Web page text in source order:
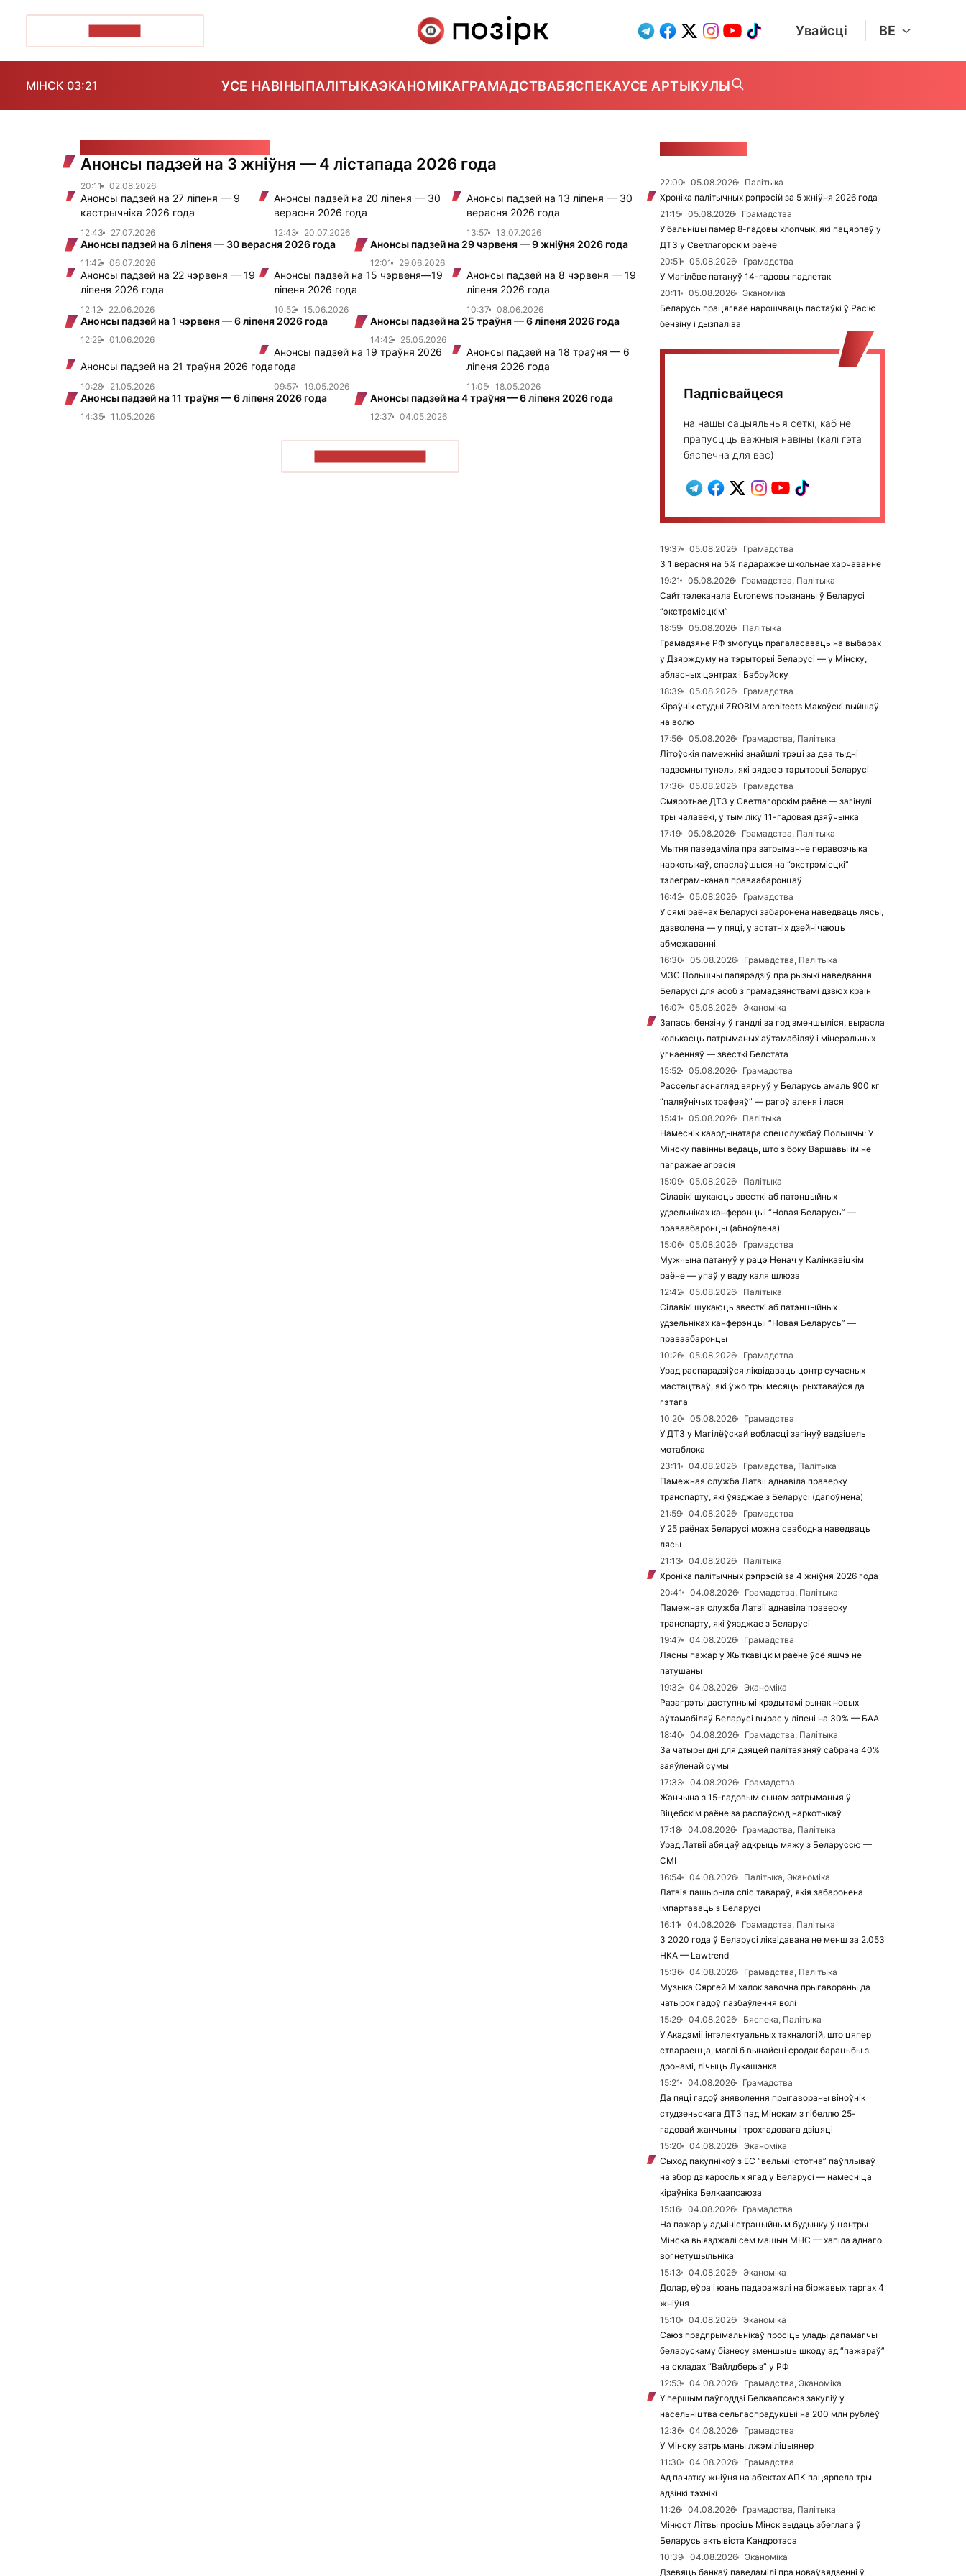
Увайсці BE
МІНСК 03:21 УСЕ НАВІНЫПАЛІТЫКАЭКАНОМІКАГРАМАДСТВАБЯСПЕКАУСЕ АРТЫКУЛЫ
Анонсы падзей на 3 жніўня — 4 лістапада 2026 года
20:11 02.08.2026
Анонсы падзей на 27 ліпеня — 9
кастрычніка 2026 года
12:43 27.07.2026
Анонсы падзей на 20 ліпеня — 30
верасня 2026 года
12:43 20.07.2026
Анонсы падзей на 13 ліпеня — 30
верасня 2026 года
13:57 13.07.2026
Анонсы падзей на 6 ліпеня — 30 верасня 2026 года
11:42 06.07.2026
Анонсы падзей на 29 чэрвеня — 9 жніўня 2026 года
12:01 29.06.2026
Анонсы падзей на 22 чэрвеня — 19
ліпеня 2026 года
12:12 22.06.2026
Анонсы падзей на 15 чэрвеня—19
ліпеня 2026 года
10:52 15.06.2026
Анонсы падзей на 8 чэрвеня — 19
ліпеня 2026 года
10:37 08.06.2026
Анонсы падзей на 1 чэрвеня — 6 ліпеня 2026 года
12:29 01.06.2026
Анонсы падзей на 25 траўня — 6 ліпеня 2026 года
14:42 25.05.2026
Анонсы падзей на 21 траўня 2026 года
10:28 21.05.2026
Анонсы падзей на 19 траўня 2026
года
09:57 19.05.2026
Анонсы падзей на 18 траўня — 6
ліпеня 2026 года
11:05 18.05.2026
Анонсы падзей на 11 траўня — 6 ліпеня 2026 года
14:35 11.05.2026
Анонсы падзей на 4 траўня — 6 ліпеня 2026 года
12:37 04.05.2026
22:00 05.08.2026
Палітыка
Хроніка палітычных рэпрэсій за 5 жніўня 2026 года
21:15
05.08.2026
Грамадства
У бальніцы памёр 8-гадовы хлопчык, які пацярпеў у
ДТЗ у Светлагорскім раёне
20:51
05.08.2026
Грамадства
У Магілёве патануў 14-гадовы падлетак
20:11
05.08.2026
Эканоміка
Беларусь працягвае нарошчваць пастаўкі ў Расію
бензіну і дызпаліва
Падпісвайцеся
на нашы сацыяльныя сеткі, каб не
прапусціць важныя навіны (калі гэта
бяспечна для вас)
19:37 05.08.2026
Грамадства
З 1 верасня на 5% падаражэе школьнае харчаванне
19:21
05.08.2026
Грамадства, Палітыка
Сайт тэлеканала Euronews прызнаны ў Беларусі
“экстрэмісцкім”
18:59
05.08.2026
Палітыка
Грамадзяне РФ змогуць прагаласаваць на выбарах
у Дзярждуму на тэрыторыі Беларусі — у Мінску,
абласных цэнтрах і Бабруйску
18:39
05.08.2026
Грамадства
Кіраўнік студыі ZROBIM architects Макоўскі выйшаў
на волю
17:56
05.08.2026
Грамадства, Палітыка
Літоўскія памежнікі знайшлі трэці за два тыдні
падземны тунэль, які вядзе з тэрыторыі Беларусі
17:36
05.08.2026
Грамадства
Смяротнае ДТЗ у Светлагорскім раёне — загінулі
тры чалавекі, у тым ліку 11-гадовая дзяўчынка
17:19
05.08.2026
Грамадства, Палітыка
Мытня паведаміла пра затрыманне перавозчыка
наркотыкаў, спаслаўшыся на “экстрэмісцкі”
тэлеграм-канал праваабаронцаў
16:42
05.08.2026
Грамадства
У сямі раёнах Беларусі забаронена наведваць лясы,
дазволена — у пяці, у астатніх дзейнічаюць
абмежаванні
16:30
05.08.2026
Грамадства, Палітыка
МЗС Польшчы папярэдзіў пра рызыкі наведвання
Беларусі для асоб з грамадзянствамі дзвюх краін
16:07
05.08.2026
Эканоміка
Запасы бензіну ў гандлі за год зменшыліся, вырасла
колькасць патрыманых аўтамабіляў і мінеральных
угнаенняў — звесткі Белстата
15:52
05.08.2026
Грамадства
Рассельгаснагляд вярнуў у Беларусь амаль 900 кг
“паляўнічых трафеяў” — рагоў аленя і лася
15:41
05.08.2026
Палітыка
Намеснік каардынатара спецслужбаў Польшчы: У
Мінску павінны ведаць, што з боку Варшавы ім не
пагражае агрэсія
15:09
05.08.2026
Палітыка
Сілавікі шукаюць звесткі аб патэнцыйных
удзельніках канферэнцыі “Новая Беларусь” —
праваабаронцы (абноўлена)
15:06
05.08.2026
Грамадства
Мужчына патануў у рацэ Ненач у Калінкавіцкім
раёне — упаў у ваду каля шлюза
12:42
05.08.2026
Палітыка
Сілавікі шукаюць звесткі аб патэнцыйных
удзельніках канферэнцыі “Новая Беларусь” —
праваабаронцы
10:26
05.08.2026
Грамадства
Урад распарадзіўся ліквідаваць цэнтр сучасных
мастацтваў, які ўжо тры месяцы рыхтаваўся да
гэтага
10:20
05.08.2026
Грамадства
У ДТЗ у Магілёўскай вобласці загінуў вадзіцель
мотаблока
23:11
04.08.2026
Грамадства, Палітыка
Памежная служба Латвіі аднавіла праверку
транспарту, які ўязджае з Беларусі (дапоўнена)
21:59
04.08.2026
Грамадства
У 25 раёнах Беларусі можна свабодна наведваць
лясы
21:13
04.08.2026
Палітыка
Хроніка палітычных рэпрэсій за 4 жніўня 2026 года
20:41
04.08.2026
Грамадства, Палітыка
Памежная служба Латвіі аднавіла праверку
транспарту, які ўязджае з Беларусі
19:47
04.08.2026
Грамадства
Лясны пажар у Жыткавіцкім раёне ўсё яшчэ не
патушаны
19:32
04.08.2026
Эканоміка
Разагрэты даступнымі крэдытамі рынак новых
аўтамабіляў Беларусі вырас у ліпені на 30% — БАА
18:40
04.08.2026
Грамадства, Палітыка
За чатыры дні для дзяцей палітвязняў сабрана 40%
заяўленай сумы
17:33
04.08.2026
Грамадства
Жанчына з 15-гадовым сынам затрыманыя ў
Віцебскім раёне за распаўсюд наркотыкаў
17:18
04.08.2026
Грамадства, Палітыка
Урад Латвіі абяцаў адкрыць мяжу з Беларуссю —
СМІ
16:54
04.08.2026
Палітыка, Эканоміка
Латвія пашырыла спіс тавараў, якія забаронена
імпартаваць з Беларусі
16:11
04.08.2026
Грамадства, Палітыка
З 2020 года ў Беларусі ліквідавана не менш за 2.053
НКА — Lawtrend
15:36
04.08.2026
Грамадства, Палітыка
Музыка Сяргей Міхалок завочна прыгавораны да
чатырох гадоў пазбаўлення волі
15:29
04.08.2026
Бяспека, Палітыка
У Акадэміі інтэлектуальных тэхналогій, што цяпер
ствараецца, маглі б вынайсці сродак барацьбы з
дронамі, лічыць Лукашэнка
15:21
04.08.2026
Грамадства
Да пяці гадоў зняволення прыгавораны віноўнік
студзеньскага ДТЗ пад Мінскам з гібеллю 25-
гадовай жанчыны і трохгадовага дзіцяці
15:20
04.08.2026
Эканоміка
Сыход пакупнікоў з ЕС “вельмі істотна” паўплываў
на збор дзікарослых ягад у Беларусі — намесніца
кіраўніка Белкаапсаюза
15:16
04.08.2026
Грамадства
На пажар у адміністрацыйным будынку ў цэнтры
Мінска выязджалі сем машын МНС — хапіла аднаго
вогнетушыльніка
15:13
04.08.2026
Эканоміка
Долар, еўра і юань падаражэлі на біржавых таргах 4
жніўня
15:10
04.08.2026
Эканоміка
Саюз прадпрымальнікаў просіць улады дапамагчы
беларускаму бізнесу зменшыць шкоду ад “пажараў”
на складах “Вайлдберыз” у РФ
12:53
04.08.2026
Грамадства, Эканоміка
У першым паўгоддзі Белкаапсаюз закупіў у
насельніцтва сельгаспрадукцыі на 200 млн рублёў
12:36
04.08.2026
Грамадства
У Мінску затрыманы лжэміліцыянер
11:30
04.08.2026
Грамадства
Ад пачатку жніўня на аб’ектах АПК пацярпела тры
адзінкі тэхнікі
11:26
04.08.2026
Грамадства, Палітыка
Мінюст Літвы просіць Мінск выдаць збеглага ў
Беларусь актывіста Кандротаса
10:39
04.08.2026
Эканоміка
Дзевяць банкаў паведамілі пра новаўвядзенні ў